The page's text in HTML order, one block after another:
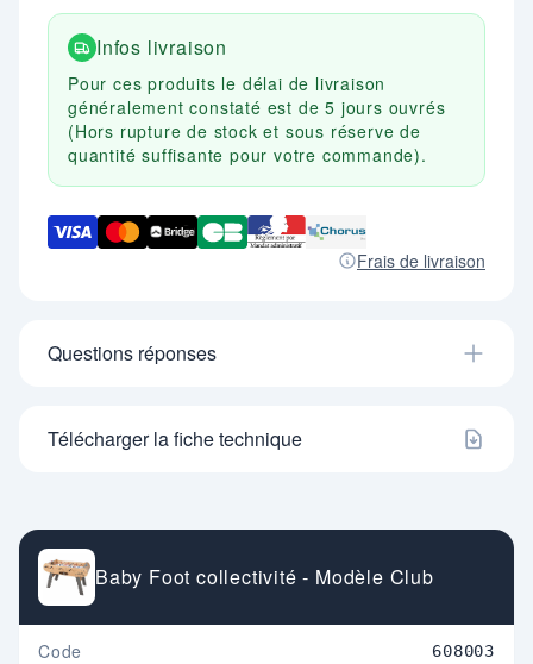
Infos livraison
Pour ces produits le délai de livraison
généralement constaté est de 5 jours ouvrés
(Hors rupture de stock et sous réserve de
quantité suffisante pour votre commande).
Frais de livraison
Questions réponses
Télécharger la fiche technique
Baby Foot collectivité - Modèle Club
Code 608003